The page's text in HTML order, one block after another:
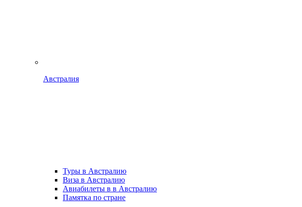
Австралия
Туры в Австралию
Виза в Австралию
Авиабилеты в в Австралию
Памятка по стране